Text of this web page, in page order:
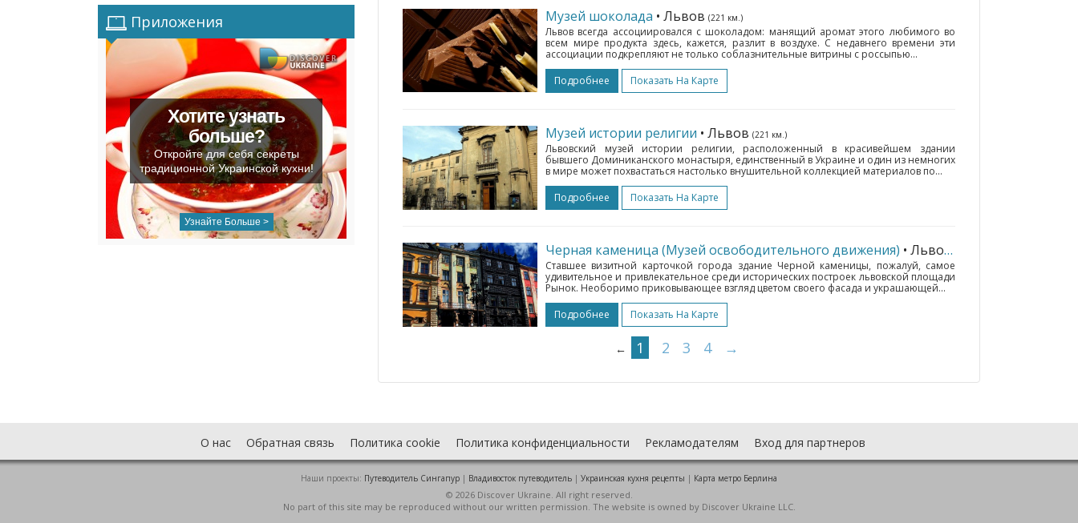
Приложения
Хотите узнать
больше?
Откройте для себя секреты
традиционной Украинской кухни!
Узнайте Больше >
Музей шоколада • Львов (221 км.)
Львов всегда ассоциировался с шоколадом: манящий аромат этого любимого во
всем мире продукта здесь, кажется, разлит в воздухе. С недавнего времени эти
ассоциации подкрепляют не только соблазнительные витрины с россыпью...
Подробнее
Показать На Карте
Музей истории религии • Львов (221 км.)
Львовский музей истории религии, расположенный в красивейшем здании
бывшего Доминиканского монастыря, единственный в Украине и один из немногих
в мире может похвастаться настолько внушительной коллекцией материалов по...
Подробнее
Показать На Карте
Черная каменица (Музей освободительного движения) • Львов
Ставшее визитной карточкой города здание Черной каменицы, пожалуй, самое
удивительное и привлекательное среди исторических построек львовской площади
Рынок. Необоримо приковывающее взгляд цветом своего фасада и украшающей...
Подробнее
Показать На Карте
← 1 2 3 4 →
О нас Обратная связь Политика cookie Политика конфиденциальности Рекламодателям Вход для партнеров
Наши проекты: Путеводитель Сингапур | Владивосток путеводитель | Украинская кухня рецепты | Карта метро Берлина
© 2026 Discover Ukraine. All right reserved.
No part of this site may be reproduced without our written permission. The website is owned by Discover Ukraine LLC.